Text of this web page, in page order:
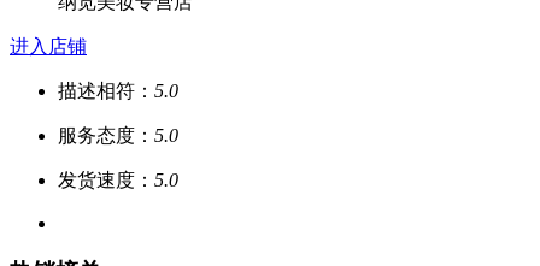
进入店铺
描述相符： 5.0
服务态度： 5.0
发货速度： 5.0